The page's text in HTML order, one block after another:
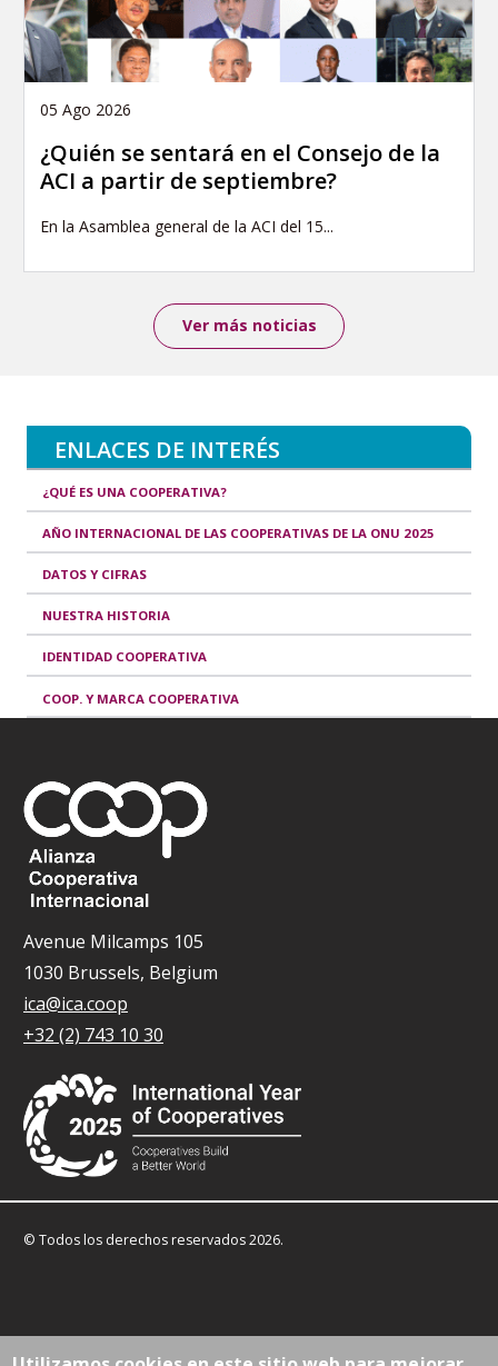
05 Ago 2026
¿Quién se sentará en el Consejo de la
ACI a partir de septiembre?
En la Asamblea general de la ACI del 15...
Ver más noticias
ENLACES DE INTERÉS
¿QUÉ ES UNA COOPERATIVA?
AÑO INTERNACIONAL DE LAS COOPERATIVAS DE LA ONU 2025
DATOS Y CIFRAS
NUESTRA HISTORIA
IDENTIDAD COOPERATIVA
COOP. Y MARCA COOPERATIVA
Avenue Milcamps 105
1030 Brussels, Belgium
ica@ica.coop
+32 (2) 743 10 30
© Todos los derechos reservados 2026.